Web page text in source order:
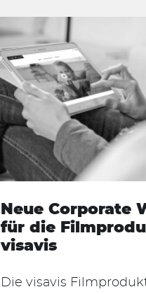
Neue Corporate
für die
visavis
Die visavis